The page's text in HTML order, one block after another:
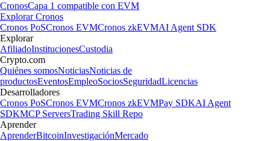
CronosCapa 1 compatible con EVM
Explorar Cronos
Cronos PoSCronos EVMCronos zkEVMAI Agent SDK
Explorar
AfiliadoInstitucionesCustodia
Crypto.com
Quiénes somosNoticiasNoticias de
productosEventosEmpleoSociosSeguridadLicencias
Desarrolladores
Cronos PoSCronos EVMCronos zkEVMPay SDKAI Agent
SDKMCP ServersTrading Skill Repo
Aprender
AprenderBitcoinInvestigaciónMercado